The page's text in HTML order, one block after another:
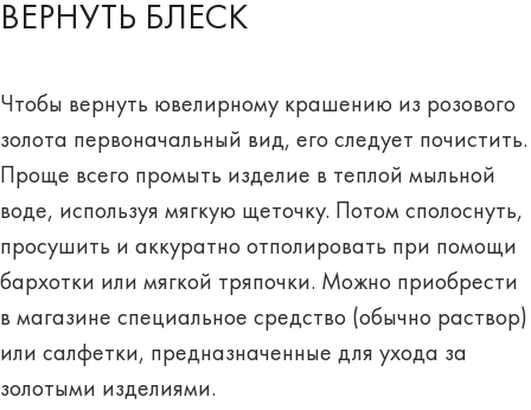
ВЕРНУТЬ БЛЕСК
Чтобы вернуть ювелирному крашению из розового
золота первоначальный вид, его следует почистить.
Проще всего промыть изделие в теплой мыльной
воде, используя мягкую щеточку. Потом сполоснуть,
просушить и аккуратно отполировать при помощи
бархотки или мягкой тряпочки. Можно приобрести
в магазине специальное средство (обычно раствор)
или салфетки, предназначенные для ухода за
золотыми изделиями.